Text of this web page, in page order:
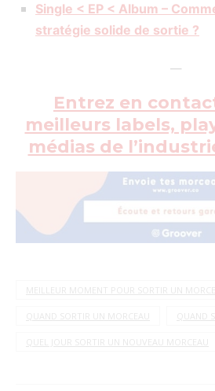
Single < EP < Album –
stratégie solide de sortie ?
—
Entrez en
meilleurs labels,
médias de
MEILLEUR MOMENT POUR SORTIR UN
QUAND SORTIR UN MORCEAU QUAND
QUEL JOUR SORTIR UN NOUVEAU MORCEAU